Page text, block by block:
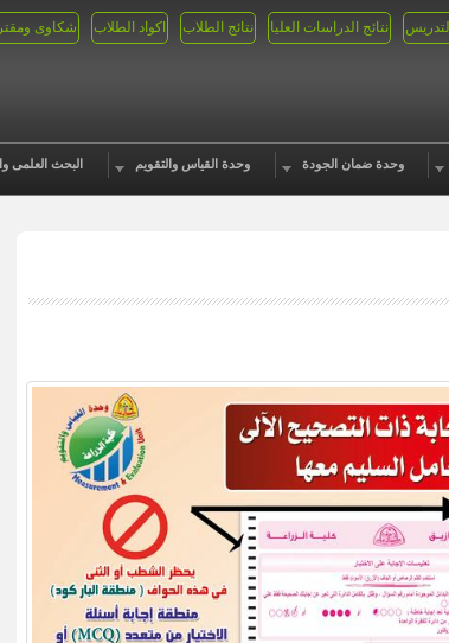
شكاوى اكواد الطلاب نتائج الطلاب نتائج الدراسات العليا
وحدة ضمان الجودة وحدة القياس والتقويم البحث العلمى